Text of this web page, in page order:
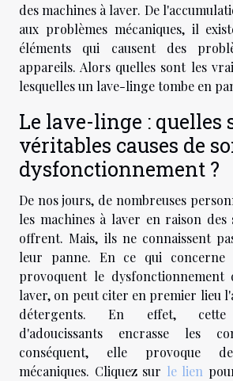
des machines à laver. De
aux problèmes mécaniques, il
éléments qui causent des
appareils. Alors quelles sont les
lesquelles un lave-linge tombe en
Le lave-linge : quelles
véritables causes de
dysfonctionnement ?
De nos jours, de nombreuses
les machines à laver en raison des
offrent. Mais, ils ne connaissent
leur panne. En ce qui concerne
provoquent le dysfonctionnement
laver, on peut citer en premier lieu
détergents. En effet, cette
d'adoucissants encrasse les
conséquent, elle provoque
mécaniques. Cliquez sur le lien